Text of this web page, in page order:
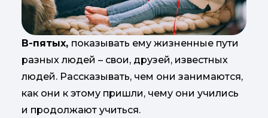
В-пятых, показывать ему жизненные пути
разных людей – свои, друзей, известных
людей. Рассказывать, чем они занимаются,
как они к этому пришли, чему они учились
и продолжают учиться.